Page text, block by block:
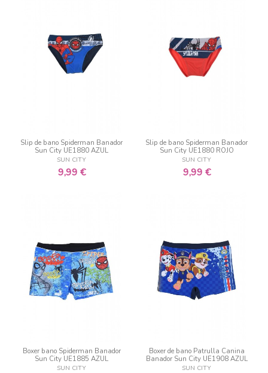
Slip de bano Spiderman Banador
Sun City UE1880 AZUL
SUN CITY
9,99 €
Slip de bano Spiderman Banador
Sun City UE1880 ROJO
SUN CITY
9,99 €
Boxer bano Spiderman Banador
Sun City UE1885 AZUL
SUN CITY
Boxer de bano Patrulla Canina
Banador Sun City UE1908 AZUL
SUN CITY